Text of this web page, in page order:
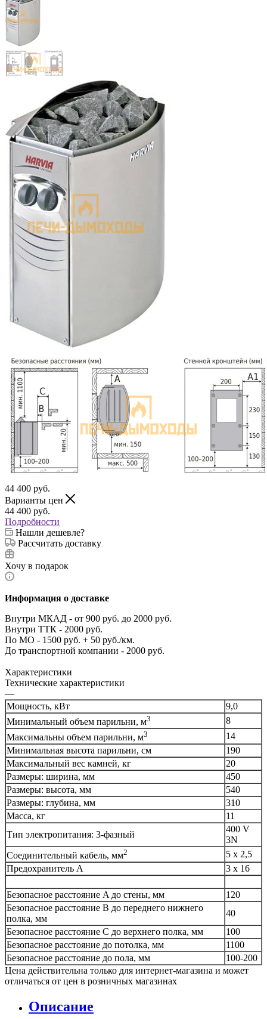
44 400 руб.
Варианты цен
44 400 руб.
Подробности
Нашли дешевле?
Рассчитать доставку
Хочу в подарок
Информация о доставке
Внутри МКАД - от 900 руб. до 2000 руб.
Внутри ТТК - 2000 руб.
По МО - 1500 руб. + 50 руб./км.
До транспортной компании - 2000 руб.
Характеристики
Технические характеристики
—
Мощность, кВт
9,0
Минимальный объем парильни, м3
8
Максимальны объем парильни, м3
14
Минимальная высота парильни, см
190
Максимальный вес камней, кг
20
Размеры: ширина, мм
450
Размеры: высота, мм
540
Размеры: глубина, мм
310
Масса, кг
11
Тип электропитания: 3-фазный
400 V
3N
Соединительный кабель, мм2
5 x 2,5
Предохранитель A
3 x 16
Безопасное расстояние A до стены, мм
120
Безопасное расстояние B до переднего нижнего
полка, мм
40
Безопасное расстояние C до верхнего полка, мм
100
Безопасное расстояние до потолка, мм
1100
Безопасное расстояние до пола, мм
100-200
Цена действительна только для интернет-магазина и может
отличаться от цен в розничных магазинах
Описание